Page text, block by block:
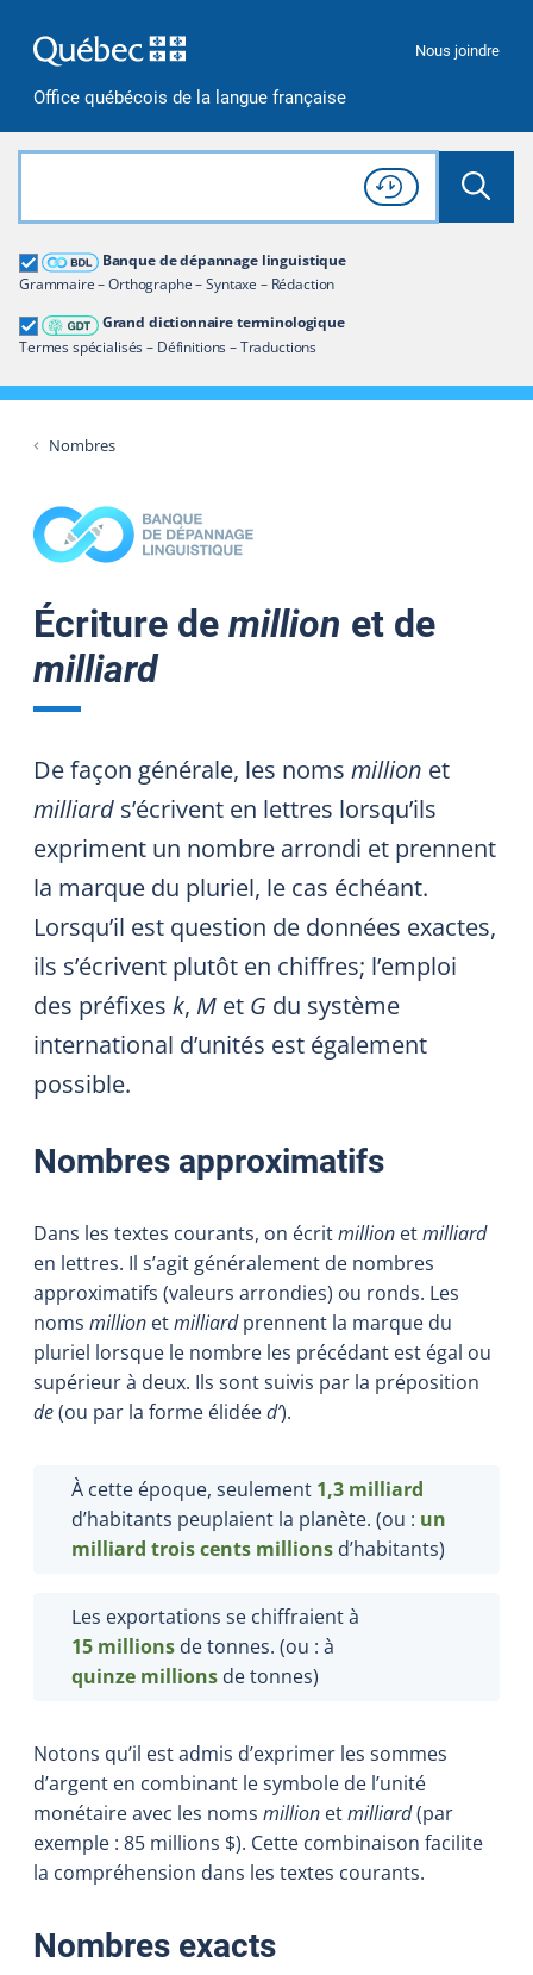
Office québécois de la langue française
Nous joindre
Rechercher dans tout le site
Lancer
Consulter l'
Historique
de recherche
Banque de dépannage linguistique
Grammaire – Orthographe – Syntaxe – Rédaction
Grand dictionnaire terminologique
Termes spécialisés – Définitions – Traductions
Grand dictionnaire terminologique
Restreindre aux termes
Nombres
Écriture de million et de
milliard
De façon générale, les noms million et
milliard s’écrivent en lettres lorsqu’ils
expriment un nombre arrondi et prennent
la marque du pluriel, le cas échéant.
Lorsqu’il est question de données exactes,
ils s’écrivent plutôt en chiffres; l’emploi
des préfixes k, M et G du système
international d’unités est également
possible.
Nombres approximatifs
Dans les textes courants, on écritmillion etmilliard
en lettres. Il s’agit généralement de nombres
approximatifs (valeurs arrondies) ou ronds. Les
noms million etmilliardprennent la marque du
pluriel lorsque le nombre les précédant est égal ou
supérieur à deux. Ils sont suivis par la préposition
de(ou par la forme élidéed’).
À cette époque, seulement 1,3 milliard
d’habitants peuplaient la planète. (ou : un
milliard trois cents millions d’habitants)
Les exportations se chiffraient à
15 millions de tonnes. (ou : à
quinze millions de tonnes)
Notons qu’il est admis d’exprimer les sommes
d’argent en combinant le symbole de l’unité
monétaire avec les noms million etmilliard(par
exemple : 85 millions $). Cette combinaison facilite
la compréhension dans les textes courants.
Nombres exacts